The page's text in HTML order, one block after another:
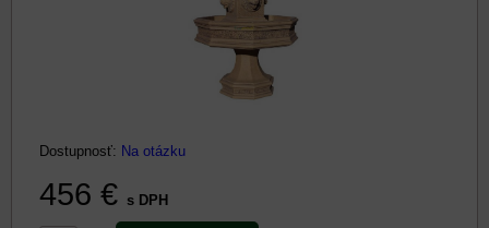
Dostupnosť: Na otázku
456 € s DPH